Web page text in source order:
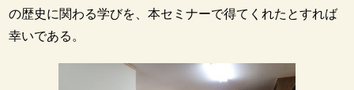
の歴史に関わる学びを、本セミナーで得てくれたとすれば
幸いである。